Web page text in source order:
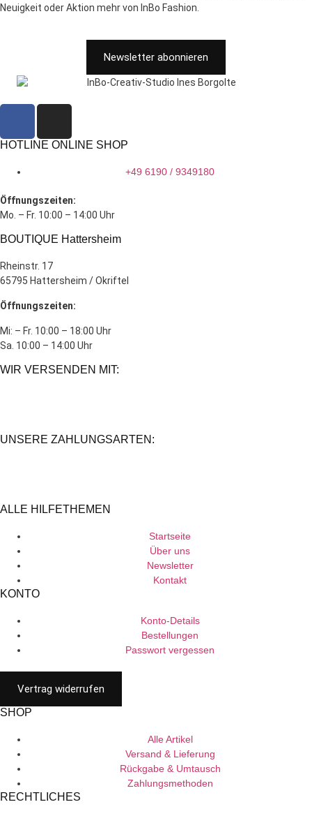
Neuigkeit oder Aktion mehr von InBo Fashion.
Newsletter abonnieren
HOTLINE ONLINE SHOP
+49 6190 / 9349180
Öffnungszeiten:
Mo. – Fr. 10:00 – 14:00 Uhr
BOUTIQUE Hattersheim
Rheinstr. 17
65795 Hattersheim / Okriftel
Öffnungszeiten:
Mi: – Fr. 10:00 – 18:00 Uhr
Sa. 10:00 – 14:00 Uhr
WIR VERSENDEN MIT:
UNSERE ZAHLUNGSARTEN:
ALLE HILFETHEMEN
Startseite
Über uns
Newsletter
Kontakt
KONTO
Konto-Details
Bestellungen
Passwort vergessen
Vertrag widerrufen
SHOP
Alle Artikel
Versand & Lieferung
Rückgabe & Umtausch
Zahlungsmethoden
RECHTLICHES